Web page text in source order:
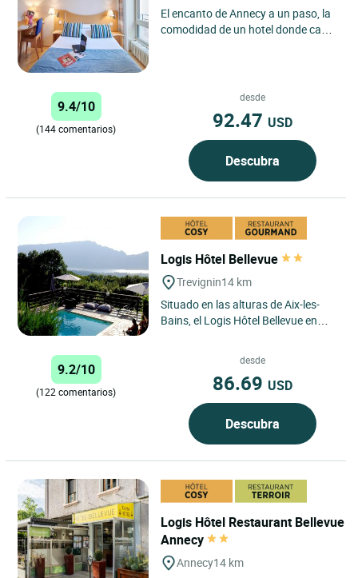
El encanto de Annecy a un paso, la
comodidad de un hotel donde cada
9.4/10
(144 comentarios)
desde
92.47 USD
Descubra
Logis Hôtel Bellevue
Trevignin14 km
Situado en las alturas de Aix-les-
Bains, el Logis Hôtel Bellevue en
9.2/10
(122 comentarios)
desde
86.69 USD
Descubra
Logis Hôtel Restaurant Bellevue
Annecy
Annecy14 km